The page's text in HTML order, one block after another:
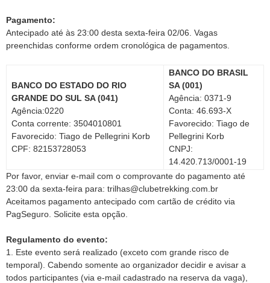
Pagamento:
Antecipado até às 23:00 desta sexta-feira 02/06. Vagas
preenchidas conforme ordem cronológica de pagamentos.
BANCO DO ESTADO DO RIO
GRANDE DO SUL SA (041)
Agência:0220
Conta corrente: 3504010801
Favorecido: Tiago de Pellegrini Korb
CPF: 82153728053
BANCO DO BRASIL
SA (001)
Agência: 0371-9
Conta: 46.693-X
Favorecido: Tiago de
Pellegrini Korb
CNPJ:
14.420.713/0001-19
Por favor, enviar e-mail com o comprovante do pagamento até
23:00 da sexta-feira para: trilhas@clubetrekking.com.br
Aceitamos pagamento antecipado com cartão de crédito via
PagSeguro. Solicite esta opção.
Regulamento do evento:
1. Este evento será realizado (exceto com grande risco de
temporal). Cabendo somente ao organizador decidir e avisar a
todos participantes (via e-mail cadastrado na reserva da vaga),